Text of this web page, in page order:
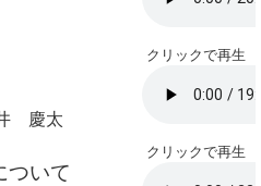
慶太
クリックで再生
ついて
クリックで再生